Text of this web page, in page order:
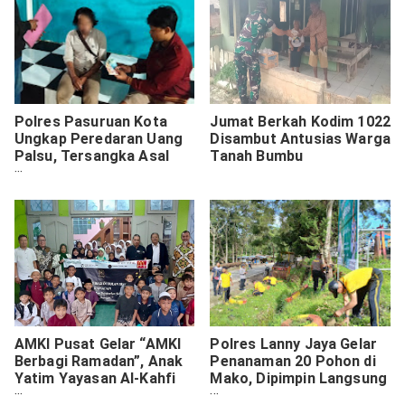
Polres Pasuruan Kota
Ungkap Peredaran Uang
Palsu, Tersangka Asal
Gresik Diamankan
Jumat Berkah Kodim 1022
Disambut Antusias Warga
Tanah Bumbu
AMKI Pusat Gelar “AMKI
Berbagi Ramadan”, Anak
Yatim Yayasan Al-Kahfi
Bahagia
Polres Lanny Jaya Gelar
Penanaman 20 Pohon di
Mako, Dipimpin Langsung
AKBP Frans Daniel